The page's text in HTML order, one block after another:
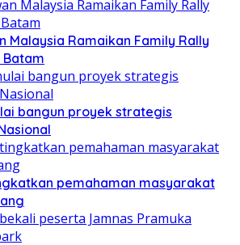
Malaysia Ramaikan Family Rally
Batam
bangun proyek strategis
pemahaman masyarakat